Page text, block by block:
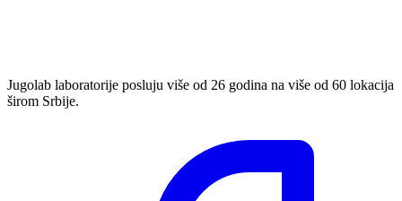
Jugolab laboratorije posluju više od 26 godina na više od 60 lokacija
širom Srbije.